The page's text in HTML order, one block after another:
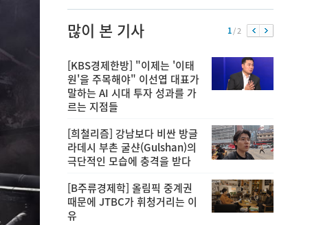
많이 본 기사 1/ 2
[KBS경제한방] "이제는 '이태
원'을 주목해야" 이선엽 대표가
말하는 AI 시대 투자 성과를 가
르는 지점들
[희철리즘] 강남보다 비싼 방글
라데시 부촌 굴샨(Gulshan)의
극단적인 모습에 충격을 받다
[B주류경제학] 올림픽 중계권
때문에 JTBC가 휘청거리는 이
유